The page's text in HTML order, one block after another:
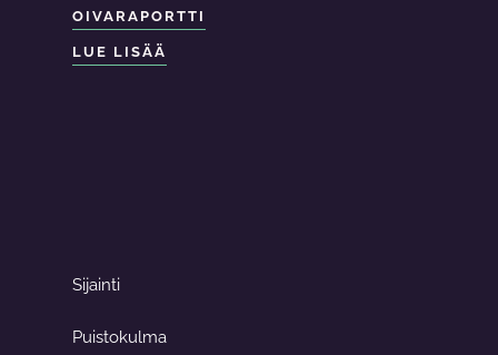
OIVARAPORTTI
LUE LISÄÄ
Sijainti
Puistokulma